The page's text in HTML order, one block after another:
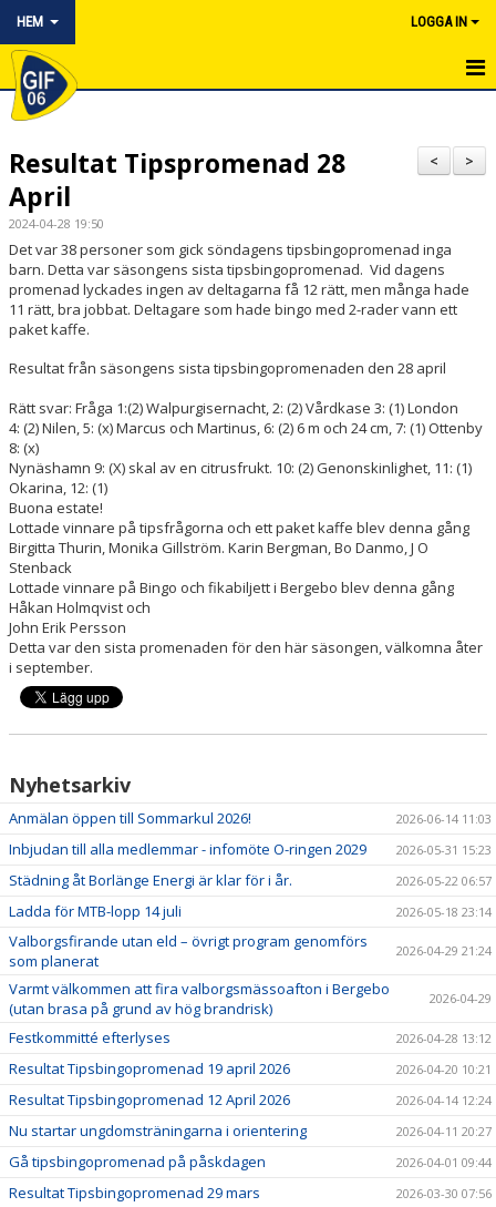
HEM LOGGA IN
HEM
NYHETER
OM KLUBBEN
KONTAKT
KALENDER
BLI MEDLEM
DOKUMENTARKIV
ARRANGEMANG
>
<
Resultat Tipspromenad 28
April
2024-04-28 19:50
Det var 38 personer som gick söndagens tipsbingopromenad inga
barn. Detta var säsongens sista tipsbingopromenad. Vid dagens
promenad lyckades ingen av deltagarna få 12 rätt, men många hade
11 rätt, bra jobbat. Deltagare som hade bingo med 2-rader vann ett
paket kaffe.
Resultat från säsongens sista tipsbingopromenaden den 28 april
Rätt svar: Fråga 1:(2) Walpurgisernacht, 2: (2) Vårdkase 3: (1) London
4: (2) Nilen, 5: (x) Marcus och Martinus, 6: (2) 6 m och 24 cm, 7: (1) Ottenby
8: (x)
Nynäshamn 9: (X) skal av en citrusfrukt. 10: (2) Genonskinlighet, 11: (1)
Okarina, 12: (1)
Buona estate!
Lottade vinnare på tipsfrågorna och ett paket kaffe blev denna gång
Birgitta Thurin, Monika Gillström. Karin Bergman, Bo Danmo, J O
Stenback
Lottade vinnare på Bingo och fikabiljett i Bergebo blev denna gång
Håkan Holmqvist och
John Erik Persson
Detta var den sista promenaden för den här säsongen, välkomna åter
i september.
Nyhetsarkiv
Anmälan öppen till Sommarkul 2026! 2026-06-14 11:03
Inbjudan till alla medlemmar - infomöte O-ringen 2029 2026-05-31 15:23
Städning åt Borlänge Energi är klar för i år. 2026-05-22 06:57
Ladda för MTB-lopp 14 juli 2026-05-18 23:14
Valborgsfirande utan eld – övrigt program genomförs
som planerat
2026-04-29 21:24
Varmt välkommen att fira valborgsmässoafton i Bergebo
(utan brasa på grund av hög brandrisk)
2026-04-29
Festkommitté efterlyses 2026-04-28 13:12
Resultat Tipsbingopromenad 19 april 2026 2026-04-20 10:21
Resultat Tipsbingopromenad 12 April 2026 2026-04-14 12:24
Nu startar ungdomsträningarna i orientering 2026-04-11 20:27
Gå tipsbingopromenad på påskdagen 2026-04-01 09:44
Resultat Tipsbingopromenad 29 mars 2026-03-30 07:56